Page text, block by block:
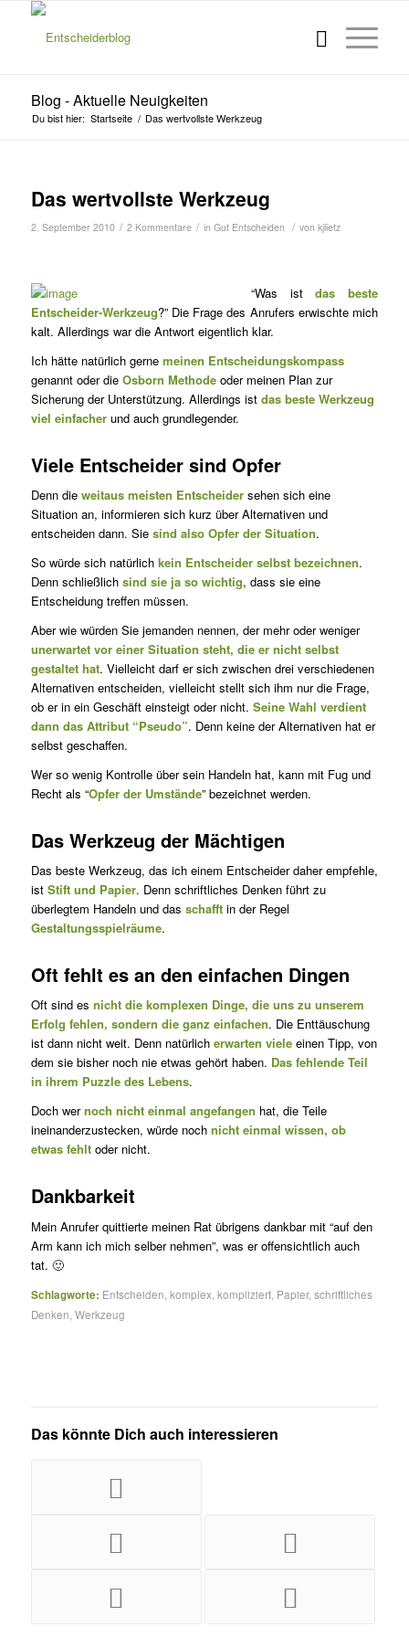
Blog - Aktuelle Neuigkeiten
Du bist hier: Startseite / Das wertvollste Werkzeug
Das wertvollste Werkzeug
2. September 2010 / 2 Kommentare / in Gut Entscheiden / von kjlietz
“Was istdas beste
Entscheider-Werkzeug?” Die Frage des An­rufers erwischte mich
kalt. Aller­dings war die Antwort eigentlich klar.
Ich hätte natürlich gerne meinen Entscheidungskompass
genannt oder die Osborn Me­thodeoder meinen Plan zur
Sicherung der Unterstützung. Al­lerdings ist das beste Werkzeug
viel einfacherund auch grundlegen­der.
Viele Entscheider sind Opfer
Denn die weitaus meisten Entscheidersehen sich eine
Situation an, informieren sich kurz über Alternativen und
entscheiden dann. Sie sind also Opfer der Situation.
So würde sich natürlich kein Entscheider selbst bezeichnen.
Denn schließlich sind sie ja so wichtig, dass sie eine
Entscheidung treffen müssen.
Aber wie würden Sie jemanden nennen, der mehr oder weniger
unerwartet vor einer Situation steht, die er nicht selbst
gestaltet hat. Vielleicht darf er sich zwischen drei verschiedenen
Alternativen entscheiden, vielleicht stellt sich ihm nur die Frage,
ob er in ein Geschäft einsteigt oder nicht. Seine Wahl verdient
dann das Attribut “Pseudo”. Denn keine der Alternativen hat er
selbst geschaffen.
Wer so wenig Kontrolle über sein Handeln hat, kann mit Fug und
Recht als “Opfer der Umstände” bezeichnet werden.
Das Werkzeug der Mächtigen
Das beste Werkzeug, das ich einem Entscheider daher empfehle,
ist Stift und Papier. Denn schriftliches Denken führt zu
überlegtem Handeln und das schafftin der Regel
Gestaltungsspielräume.
Oft fehlt es an den einfachen Dingen
Oft sind es nicht die komplexen Dinge, die uns zu unserem
Erfolg fehlen, sondern die ganz einfachen. Die Enttäuschung
ist dann nicht weit. Denn natürlich erwarten vieleeinen Tipp, von
dem sie bisher noch nie etwas gehört haben. Das fehlende Teil
in ihrem Puzzle des Lebens.
Doch wernoch nicht einmal angefangen hat, die Teile
ineinanderzustecken, würde noch nicht einmal wissen, ob
etwas fehltoder nicht.
Dankbarkeit
Mein Anrufer quittierte meinen Rat übrigens dankbar mit “auf den
Arm kann ich mich selber nehmen”, was er offensichtlich auch
tat. 🙂
Schlagworte: Entscheiden komplex kompliziert, Papier, schriftliches
Denken Werkzeug
Das könnte Dich auch interessieren